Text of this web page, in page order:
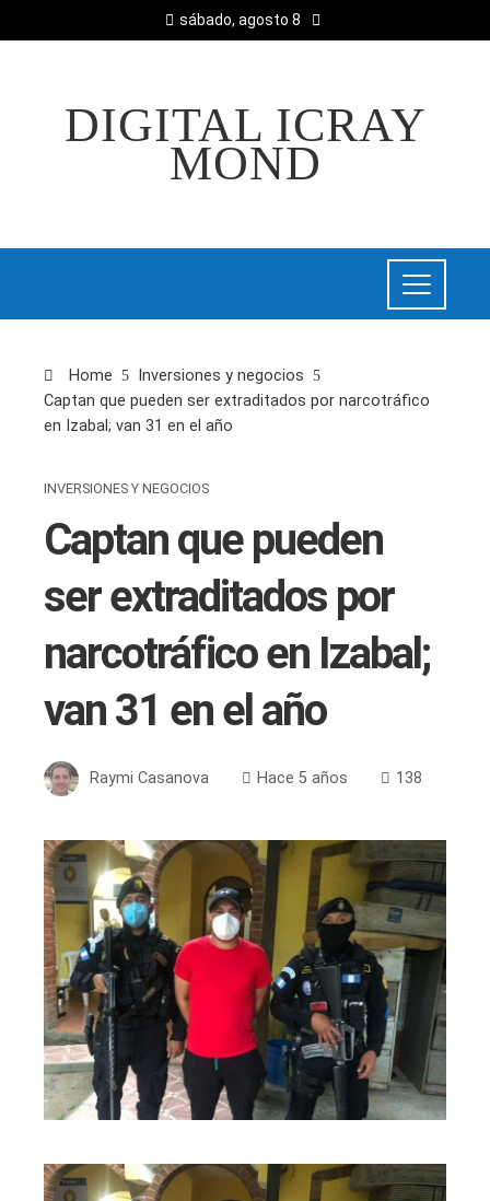
sábado, agosto 8
DIGITAL ICRAY
MOND
Home
Inversiones y negocios
Captan que pueden ser extraditados por narcotráfico
en Izabal; van 31 en el año
INVERSIONES Y NEGOCIOS
Captan que pueden
ser extraditados por
narcotráfico en Izabal;
van 31 en el año
Raymi Casanova Hace 5 años 138